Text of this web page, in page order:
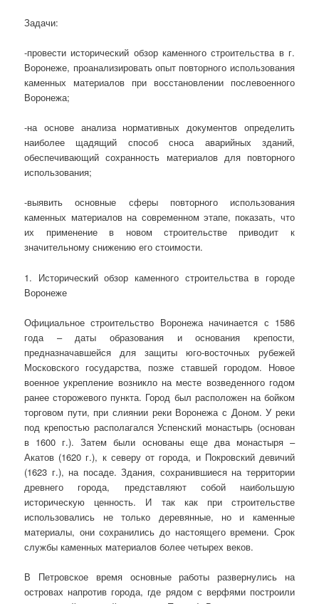
Задачи:
-провести исторический обзор каменного строительства в г.
Воронеже, проанализировать опыт повторного использования
каменных материалов при восстановлении послевоенного
Воронежа;
-на основе анализа нормативных документов определить
наиболее щадящий способ сноса аварийных зданий,
обеспечивающий сохранность материалов для повторного
использования;
-выявить основные сферы повторного использования
каменных материалов на современном этапе, показать, что
их применение в новом строительстве приводит к
значительному снижению его стоимости.
1. Исторический обзор каменного строительства в городе
Воронеже
Официальное строительство Воронежа начинается с 1586
года – даты образования и основания крепости,
предназначавшейся для защиты юго-восточных рубежей
Московского государства, позже ставшей городом. Новое
военное укрепление возникло на месте возведенного годом
ранее сторожевого пункта. Город был расположен на бойком
торговом пути, при слиянии реки Воронежа с Доном. У реки
под крепостью располагался Успенский монастырь (основан
в 1600 г.). Затем были основаны еще два монастыря –
Акатов (1620 г.), к северу от города, и Покровский девичий
(1623 г.), на посаде. Здания, сохранившиеся на территории
древнего города, представляют собой наибольшую
историческую ценность. И так как при строительстве
использовались не только деревянные, но и каменные
материалы, они сохранились до настоящего времени. Срок
службы каменных материалов более четырех веков.
В Петровское время основные работы развернулись на
островах напротив города, где рядом с верфями построили